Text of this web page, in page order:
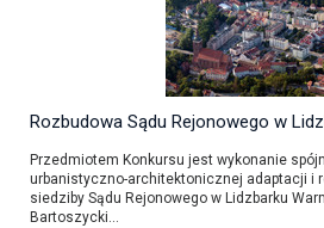
Rozbudowa Sądu Rejonowego w
Przedmiotem Konkursu jest wykonanie
urbanistyczno-architektonicznej adaptacji i
siedziby Sądu Rejonowego w Lidzbarku
Bartoszycki...